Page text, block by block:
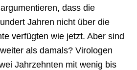
dass die
Jahren nicht über die
verfügten wie jetzt. Aber sind
als damals? Virologen
Jahrzehnten mit wenig bis